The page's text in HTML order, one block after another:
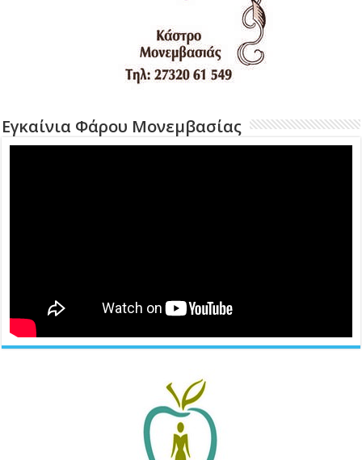
Εγκαίνια Φάρου Μονεμβασίας